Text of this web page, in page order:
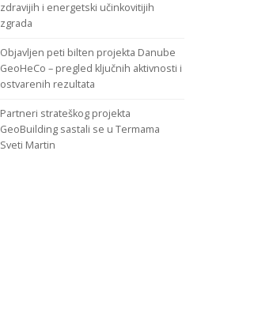
zdravijih i energetski učinkovitijih
zgrada
Objavljen peti bilten projekta Danube
GeoHeCo – pregled ključnih aktivnosti i
ostvarenih rezultata
Partneri strateškog projekta
GeoBuilding sastali se u Termama
Sveti Martin